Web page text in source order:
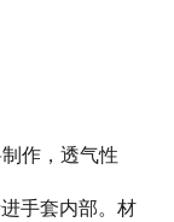
作，透气性
手套内部。材